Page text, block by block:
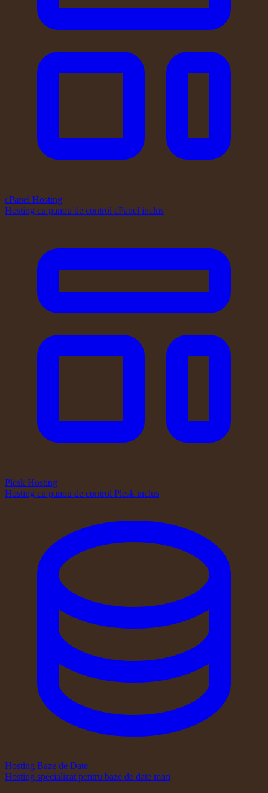
cPanel Hosting
Hosting cu panou de control cPanel inclus
Plesk Hosting
Hosting cu panou de control Plesk inclus
Hosting Baze de Date
Hosting specializat pentru baze de date mari